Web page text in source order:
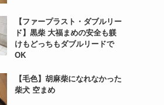
【ファープラスト・ダブルリー
ド】黒柴 大福まめの安全も躾
けもどっちもダブルリードで
OK
【毛色】胡麻柴になれなかった
柴犬 空まめ